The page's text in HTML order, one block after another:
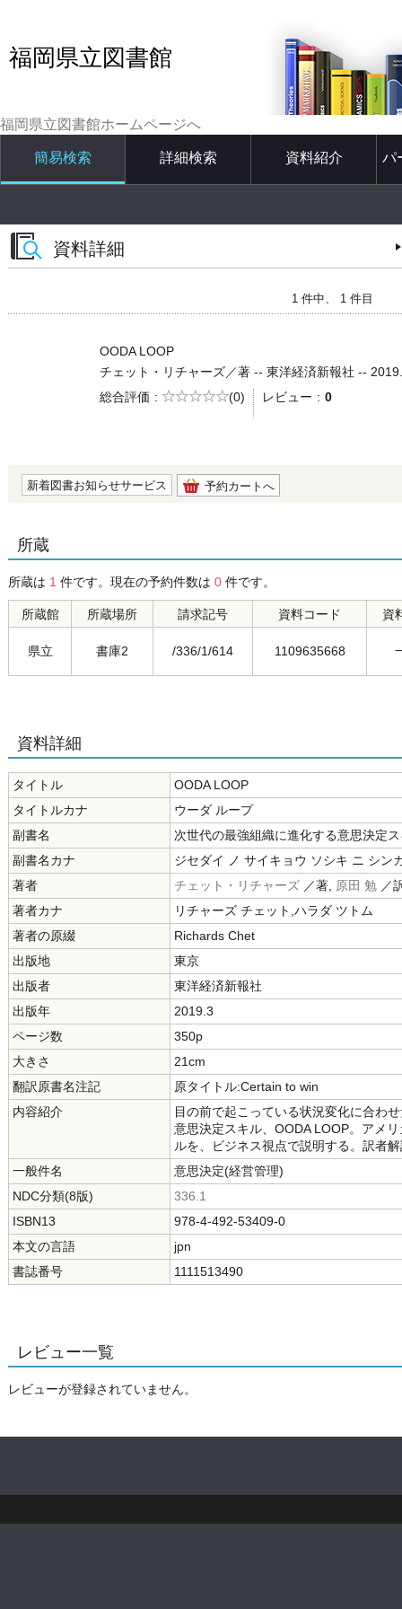
福岡県立図書館
福岡県立図書館ホームページへ
簡易検索 詳細検索 資料紹介 パ
資料詳細
1 件中、 1 件目
OODA LOOP
チェット・リチャーズ／著 -- 東洋経済新報社 --
総合評価
5段階評価
(0) レビュー 0
新着図書お知らせサービス 予約カートへ
所蔵
所蔵は 1 件です。現在の予約件数は 0 件です。
所蔵館 所蔵場所 請求記号 資料コード 資
県立 書庫2 /336/1/614 1109635668
資料詳細
タイトル
OODA LOOP
タイトルカナ
ウーダ ループ
副書名
次世代の最強組織に進化する意思決定
副書名カナ
ジセダイ ノ サイキョウ ソシキ ニ シン
著者
チェット・リチャーズ ／著, 原田 勉 ／
著者カナ
リチャーズ チェット,ハラダ ツトム
著者の原綴
Richards Chet
出版地
東京
出版者
東洋経済新報社
出版年
2019.3
ページ数
350p
大きさ
21cm
翻訳原書名注記
原タイトル:Certain to win
内容紹介
目の前で起こっている状況変化に合わ
意思決定スキル、OODA LOOP。アメ
ルを、ビジネス視点で説明する。訳者
一般件名
意思決定(経営管理)
NDC分類(8版)
336.1
ISBN13
978-4-492-53409-0
本文の言語
jpn
書誌番号
1111513490
レビュー一覧
レビューが登録されていません。